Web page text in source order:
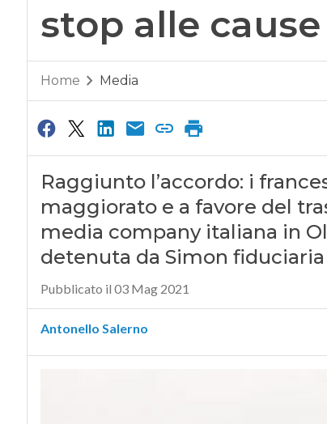
stop alle
Home Media
Raggiunto l’accordo: i
maggiorato e a favore del
media company italiana in
detenuta da Simon
Pubblicato il 03 Mag 2021
Antonello Salerno